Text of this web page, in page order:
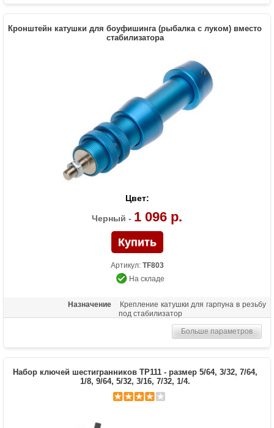
Кронштейн катушки для боуфишинга (рыбалка с луком) вместо
стабилизатора
Цвет:
Черный - 1 096 р.
Артикул: TF803
На складе
Назначение
Крепление катушки для гарпуна в резьбу
под стабилизатор
Больше параметров
Набор ключей шестигранников TP111 - размер 5/64, 3/32, 7/64,
1/8, 9/64, 5/32, 3/16, 7/32, 1/4.